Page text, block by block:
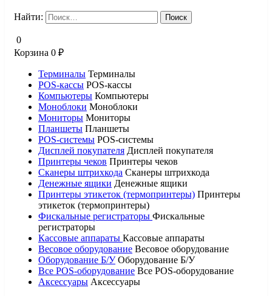
Найти:
0
Корзина 0 ₽
Терминалы Терминалы
POS-кассы POS-кассы
Компьютеры Компьютеры
Моноблоки Моноблоки
Мониторы Мониторы
Планшеты Планшеты
POS-системы POS-системы
Дисплей покупателя Дисплей покупателя
Принтеры чеков Принтеры чеков
Сканеры штрихкода Сканеры штрихкода
Денежные ящики Денежные ящики
Принтеры этикеток (термопринтеры) Принтеры
этикеток (термопринтеры)
Фискальные регистраторы Фискальные
регистраторы
Кассовые аппараты Кассовые аппараты
Весовое оборудование Весовое оборудование
Оборудование Б/У Оборудование Б/У
Все POS-оборудование Все POS-оборудование
Аксессуары Аксессуары